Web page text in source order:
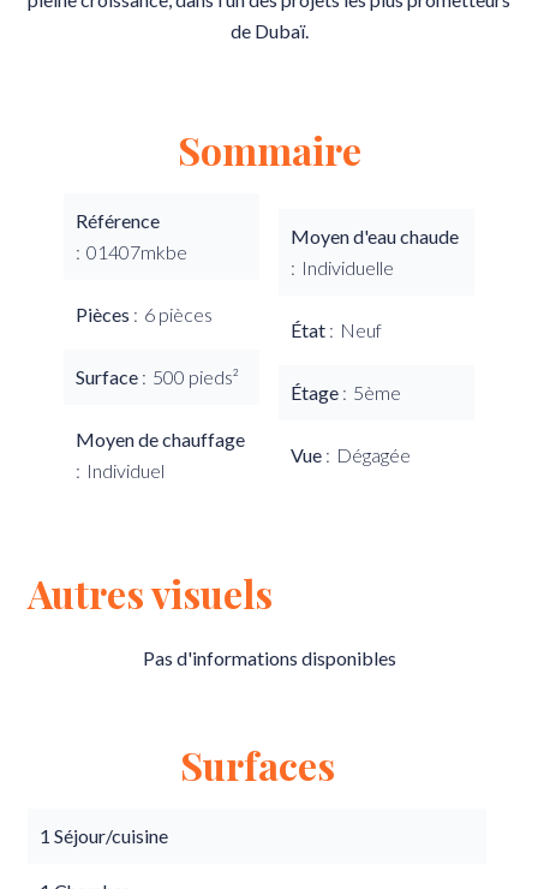
de Dubaï.
Sommaire
Référence
01407mkbe
Pièces 6 pièces
Surface 500 pieds²
Moyen de chauffage
Individuel
Moyen d'eau chaude
Individuelle
État Neuf
Étage 5ème
Vue Dégagée
Autres visuels
Pas d'informations disponibles
Surfaces
1 Séjour/cuisine